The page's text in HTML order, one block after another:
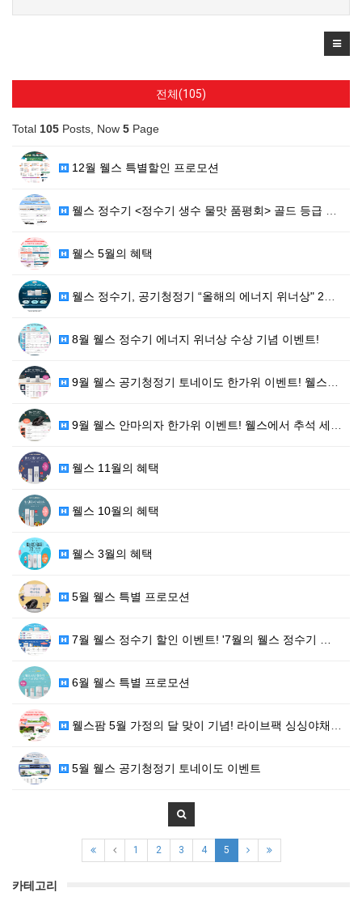
전체(105)
Total 105 Posts, Now 5 Page
12월 웰스 특별할인 프로모션
웰스 정수기 <정수기 생수 물맛 품평회> 골드 등급 획…
웰스 5월의 혜택
웰스 정수기, 공기청정기 “올해의 에너지 위너상" 2관…
8월 웰스 정수기 에너지 위너상 수상 기념 이벤트!
9월 웰스 공기청정기 토네이도 한가위 이벤트! 웰스에서…
9월 웰스 안마의자 한가위 이벤트! 웰스에서 추석 세일…
웰스 11월의 혜택
웰스 10월의 혜택
웰스 3월의 혜택
5월 웰스 특별 프로모션
7월 웰스 정수기 할인 이벤트! '7월의 웰스 정수기 …
6월 웰스 특별 프로모션
웰스팜 5월 가정의 달 맞이 기념! 라이브팩 싱싱야채+…
5월 웰스 공기청정기 토네이도 이벤트
1 2 3 4 5
카테고리